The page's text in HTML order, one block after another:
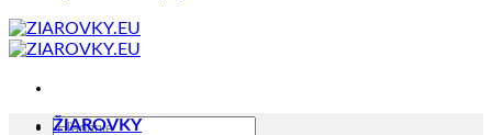
Hľadať:
ŽIAROVKY